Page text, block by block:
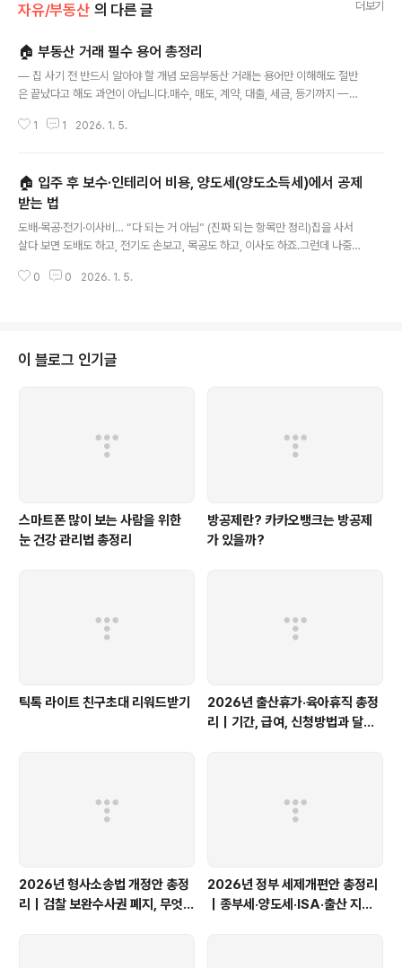
자유/부동산 의 다른 글 더보기
🏠 부동산 거래 필수 용어 총정리
— 집 사기 전 반드시 알아야 할 개념 모음부동산 거래는 용어만 이해해도 절반
은 끝났다고 해도 과언이 아닙니다.매수, 매도, 계약, 대출, 세금, 등기까지 —용
정에서 사용되는 모든 핵심 용어를 한 번에 정리해드립니다.1️⃣ 거래 기본 용어
실거래가국토부에 신고된 실제 거래 금액전용면적실제 사용하는 면적공급면적
전용면적 + 공용면적대지지분전체 토지 중 해당 세대가 보유한 비율전세가율
전세가 ÷ 매매가2️⃣ 계약 관련 용어용어설명가계약정식 계약 전 의사 확정 단계
본계약정식 매매 계약계약금보통 매매가의 1..
1 1 2026. 1. 5.
🏠 입주 후 보수·인테리어 비용, 양도세(양도소득세)에서 공제
받는 법
도배·목공·전기·이사비… “다 되는 거 아님” (진짜 되는 항목만 정리)집을 사서
살다 보면 도배도 하고, 전기도 손보고, 목공도 하고, 이사도 하죠.그런데 나중에
는 분들이 정말 많습니다.결론부터 말하면,도배·장판 같은 ‘유지·원상회복’ 비용
의 이름: “필요경비”양도소득세는 대략 아래 구조로 계산됩니다.양도차익 = 양
도가액 − (취득가액 + 필요경비)즉, 필요경비가 커질수록 과세표준이 줄..
0 0 2026. 1. 5.
이 블로그 인기글
스마트폰 많이 보는 사람을 위한
눈 건강 관리법 총정리
방공제란? 카카오뱅크는 방공제
가 있을까?
틱톡 라이트 친구초대 리워드받기
2026년 출산휴가·육아휴직 총정
리｜기간, 급여, 신청방법과 달라
2026년 형사소송법 개정안 총정
리｜검찰 보완수사권 폐지, 무엇이
2026년 정부 세제개편안 총정리
｜종부세·양도세·ISA·출산 지원,